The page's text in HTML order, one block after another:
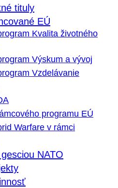
tituly
EÚ
Kvalita životného
Výskum a vývoj
Vzdelávanie
programu EÚ
Warfare v rámci
NATO